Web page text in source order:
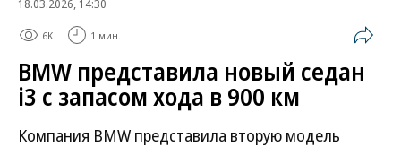
18.03.2026, 14:30
6K 1 мин.
BMW представила новый седан
i3 с запасом хода в 900 км
Компания BMW представила вторую модель